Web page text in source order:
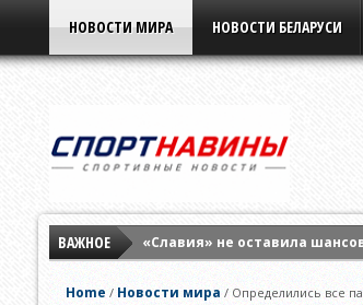
НОВОСТИ МИРА НОВОСТИ БЕЛАРУСИ
ВАЖНОЕ
«Славия» не оставила
Home / Новости мира / Определились все